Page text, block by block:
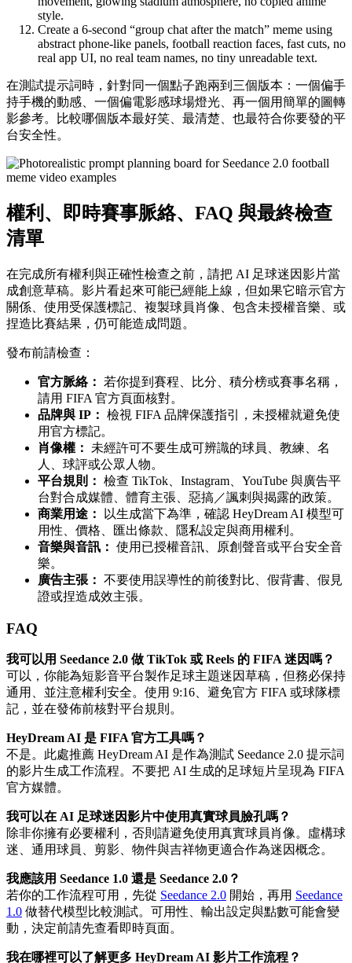
style.
Create a 6-second “group chat after the match” meme using
abstract phone-like panels, football reaction faces, fast cuts, no
real app UI, no real team names, no tiny unreadable text.
在測試提示詞時，針對同一個點子跑兩到三個版本：一個偏手
持手機的動感、一個偏電影感球場燈光、再一個用簡單的圖轉
影參考。比較哪個版本最好笑、最清楚、也最符合你要發的平
台安全性。
權利、即時賽事脈絡、FAQ 與最終檢查
清單
在完成所有權利與正確性檢查之前，請把 AI 足球迷因影片當
成創意草稿。影片看起來可能已經能上線，但如果它暗示官方
關係、使用受保護標記、複製球員肖像、包含未授權音樂、或
捏造比賽結果，仍可能造成問題。
發布前請檢查：
官方脈絡：
若你提到賽程、比分、積分榜或賽事名稱，
請用 FIFA 官方頁面核對。
品牌與 IP： 檢視 FIFA 品牌保護指引，未授權就避免使
用官方標記。
肖像權：
未經許可不要生成可辨識的球員、教練、名
人、球評或公眾人物。
平台規則： 檢查 TikTok、Instagram、YouTube 與廣告平
台對合成媒體、體育主張、惡搞／諷刺與揭露的政策。
商業用途：
以生成當下為準，確認 HeyDream AI 模型可
用性、價格、匯出條款、隱私設定與商用權利。
音樂與音訊： 使用已授權音訊、原創聲音或平台安全音
樂。
廣告主張： 不要使用誤導性的前後對比、假背書、假見
證或捏造成效主張。
FAQ
我可以用 Seedance 2.0 做 TikTok 或 Reels 的 FIFA 迷因嗎？
可以，你能為短影音平台製作足球主題迷因草稿，但務必保持
通用、並注意權利安全。使用 9:16、避免官方 FIFA 或球隊標
記，並在發佈前核對平台規則。
HeyDream AI 是 FIFA 官方工具嗎？
不是。此處推薦 HeyDream AI 是作為測試 Seedance 2.0 提示詞
的影片生成工作流程。不要把 AI 生成的足球短片呈現為 FIFA
官方媒體。
我可以在 AI 足球迷因影片中使用真實球員臉孔嗎？
除非你擁有必要權利，否則請避免使用真實球員肖像。虛構球
迷、通用球員、剪影、物件與吉祥物更適合作為迷因概念。
我應該用 Seedance 1.0 還是 Seedance 2.0？
若你的工作流程可用，先從 Seedance 2.0 開始，再用 Seedance
1.0 做替代模型比較測試。可用性、輸出設定與點數可能會變
動，決定前請先查看即時頁面。
我在哪裡可以了解更多 HeyDream AI 影片工作流程？